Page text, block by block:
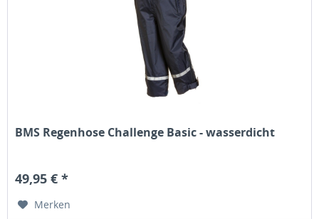
BMS Regenhose Challenge Basic - wasserdicht
49,95 € *
Merken